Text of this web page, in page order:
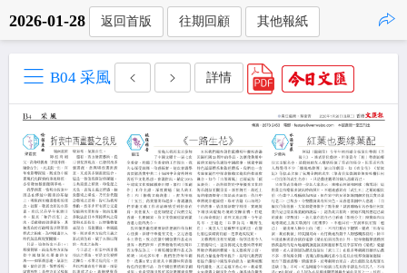
2026-01-28 返回首版 往期回顧 其他報紙
B04 采風 詳情